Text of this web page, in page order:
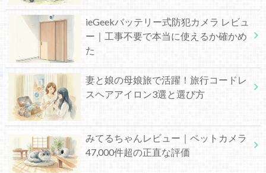
ieGeekバッテリー式防犯カメラ レビュ
ー｜工事不要で本当に使えるか確かめ
た
妻と娘の母娘旅で活躍！旅行コードレ
スヘアアイロン3選と選び方
みてるちゃんレビュー｜ペットカメラ
47,000件超の正直な評価